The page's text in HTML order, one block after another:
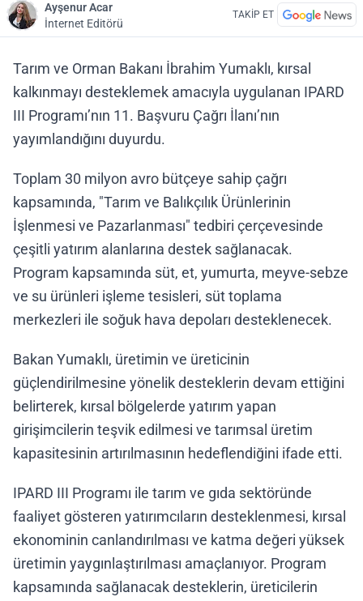
Ayşenur Acar
İnternet Editörü
TAKİP ET
Tarım ve Orman Bakanı İbrahim Yumaklı, kırsal
kalkınmayı desteklemek amacıyla uygulanan IPARD
III Programı’nın 11. Başvuru Çağrı İlanı’nın
yayımlandığını duyurdu.
Toplam 30 milyon avro bütçeye sahip çağrı
kapsamında, "Tarım ve Balıkçılık Ürünlerinin
İşlenmesi ve Pazarlanması" tedbiri çerçevesinde
çeşitli yatırım alanlarına destek sağlanacak.
Program kapsamında süt, et, yumurta, meyve-sebze
ve su ürünleri işleme tesisleri, süt toplama
merkezleri ile soğuk hava depoları desteklenecek.
Bakan Yumaklı, üretimin ve üreticinin
güçlendirilmesine yönelik desteklerin devam ettiğini
belirterek, kırsal bölgelerde yatırım yapan
girişimcilerin teşvik edilmesi ve tarımsal üretim
kapasitesinin artırılmasının hedeflendiğini ifade etti.
IPARD III Programı ile tarım ve gıda sektöründe
faaliyet gösteren yatırımcıların desteklenmesi, kırsal
ekonominin canlandırılması ve katma değeri yüksek
üretimin yaygınlaştırılması amaçlanıyor. Program
kapsamında sağlanacak desteklerin, üreticilerin